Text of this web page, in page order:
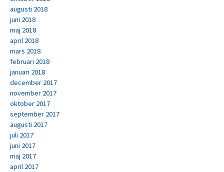
augusti 2018
juni 2018
maj 2018
april 2018
mars 2018
februari 2018
januari 2018
december 2017
november 2017
oktober 2017
september 2017
augusti 2017
juli 2017
juni 2017
maj 2017
april 2017